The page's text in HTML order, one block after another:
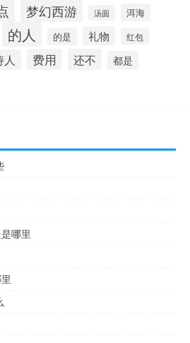
梦幻西游 汤圆 洱海
的人 的是 礼物 红包
人 费用 还不 都是
哪里